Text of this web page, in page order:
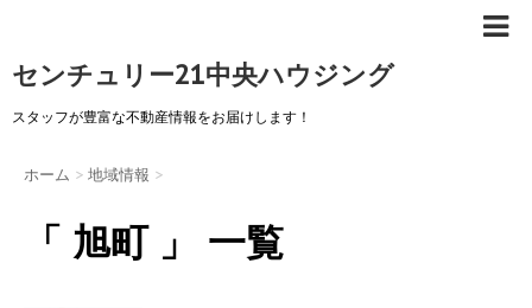
センチュリー21中央ハウジング
スタッフが豊富な不動産情報をお届けします！
ホーム > 地域情報 >
「 旭町 」 一覧